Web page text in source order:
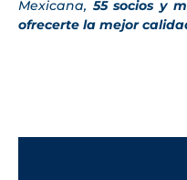
Mexicana, 55 socios y
ofrecerte la mejor